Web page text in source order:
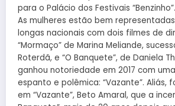
para o Palácio dos Festivais “Benzinho”.
As mulheres estão bem
longas nacionais com dois filmes de
“Mormaço” de Marina Meliande,
Roterdã, e “O Banquete”, de Daniela
ganhou notoriedade em 2017 com
espanto e polêmica: “Vazante”. Aliás,
em “Vazante”, Beto Amaral, que a